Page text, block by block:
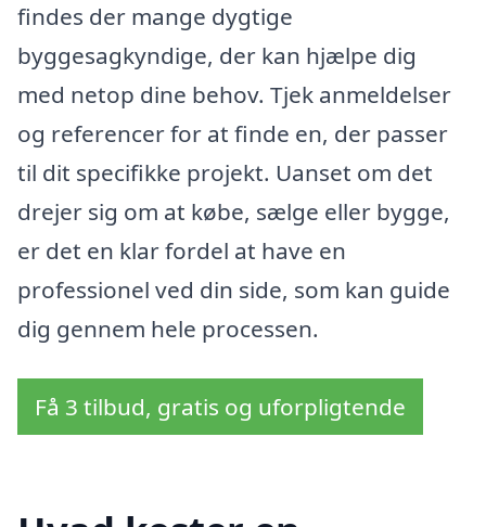
findes der mange dygtige
byggesagkyndige, der kan hjælpe dig
med netop dine behov. Tjek anmeldelser
og referencer for at finde en, der passer
til dit specifikke projekt. Uanset om det
drejer sig om at købe, sælge eller bygge,
er det en klar fordel at have en
professionel ved din side, som kan guide
dig gennem hele processen.
Få 3 tilbud, gratis og uforpligtende